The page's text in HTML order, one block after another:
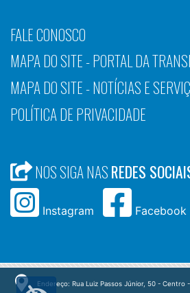
FALE CONOSCO
MAPA DO SITE - PORTAL DA
MAPA DO SITE - NOTÍCIAS E
POLÍTICA DE PRIVACIDADE
NOS SIGA NASREDES
Instagram Facebook
Endereço: Rua Luiz Passos Júnior, 50 - Centro